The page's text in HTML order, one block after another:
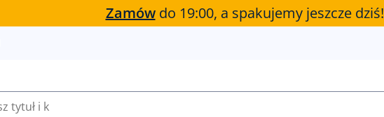
Zamówdo 19:00, a spakujemy jeszcze dziś!